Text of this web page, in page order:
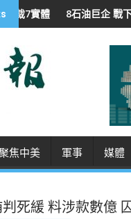
下利潤翻倍 特朗普批賺得
焦中美 軍事 媒體
死緩 料涉款數億